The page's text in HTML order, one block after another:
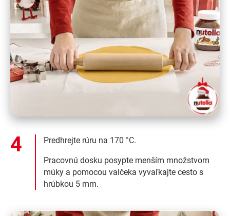
Predhrejte rúru na 170 °C.
Pracovnú dosku posypte menším množstvom
múky a pomocou valčeka vyvaľkajte cesto s
hrúbkou 5 mm.